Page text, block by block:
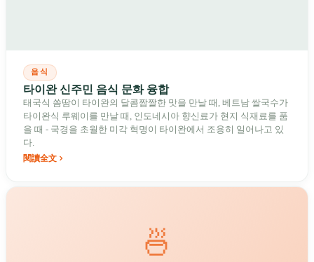
음식
타이완 신주민 음식 문화 융합
태국식 쏨땀이 타이완의 달콤짭짤한 맛을 만날 때, 베트남 쌀국수가
타이완식 루웨이를 만날 때, 인도네시아 향신료가 현지 식재료를 품
을 때 - 국경을 초월한 미각 혁명이 타이완에서 조용히 일어나고 있
다.
閱讀全文
🍜